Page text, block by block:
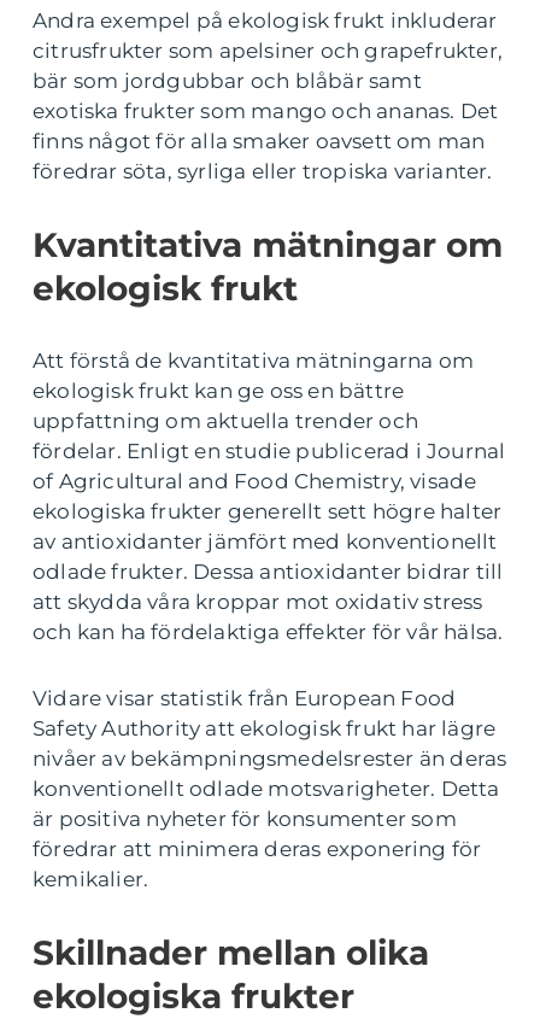
Andra exempel på ekologisk frukt inkluderar
citrusfrukter som apelsiner och grapefrukter,
bär som jordgubbar och blåbär samt
exotiska frukter som mango och ananas. Det
finns något för alla smaker oavsett om man
föredrar söta, syrliga eller tropiska varianter.
Kvantitativa mätningar om
ekologisk frukt
Att förstå de kvantitativa mätningarna om
ekologisk frukt kan ge oss en bättre
uppfattning om aktuella trender och
fördelar. Enligt en studie publicerad i Journal
of Agricultural and Food Chemistry, visade
ekologiska frukter generellt sett högre halter
av antioxidanter jämfört med konventionellt
odlade frukter. Dessa antioxidanter bidrar till
att skydda våra kroppar mot oxidativ stress
och kan ha fördelaktiga effekter för vår hälsa.
Vidare visar statistik från European Food
Safety Authority att ekologisk frukt har lägre
nivåer av bekämpningsmedelsrester än deras
konventionellt odlade motsvarigheter. Detta
är positiva nyheter för konsumenter som
föredrar att minimera deras exponering för
kemikalier.
Skillnader mellan olika
ekologiska frukter